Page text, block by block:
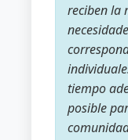
reciben la
tiempo
posible